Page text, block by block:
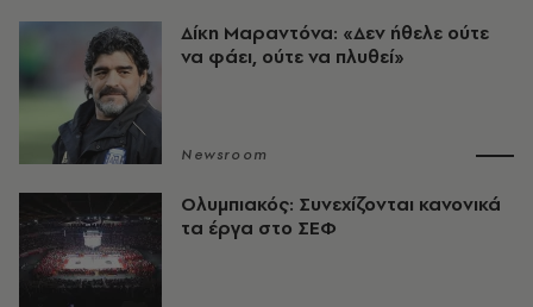
Δίκη Μαραντόνα: «Δεν ήθελε ούτε
να φάει, ούτε να πλυθεί»
Newsroom
Ολυμπιακός: Συνεχίζονται κανονικά
τα έργα στο ΣΕΦ